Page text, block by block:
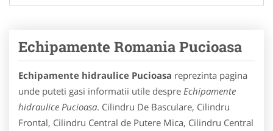
Echipamente Romania Pucioasa
Echipamente hidraulice Pucioasa reprezinta pagina
unde puteti gasi informatii utile despre Echipamente
hidraulice Pucioasa. Cilindru De Basculare, Cilindru
Frontal, Cilindru Central de Putere Mica, Cilindru Central